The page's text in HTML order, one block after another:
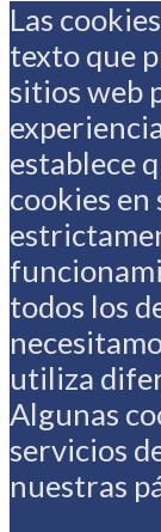
Las
texto que
sitios web
establece
cookies en
todos los
utiliza
Algunas
servicios
nuestras